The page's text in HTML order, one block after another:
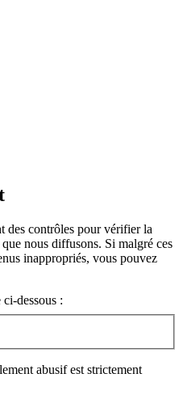
des contrôles pour vérifier la
nous diffusons. Si malgré ces
inappropriés, vous pouvez
dessous :
abusif est strictement